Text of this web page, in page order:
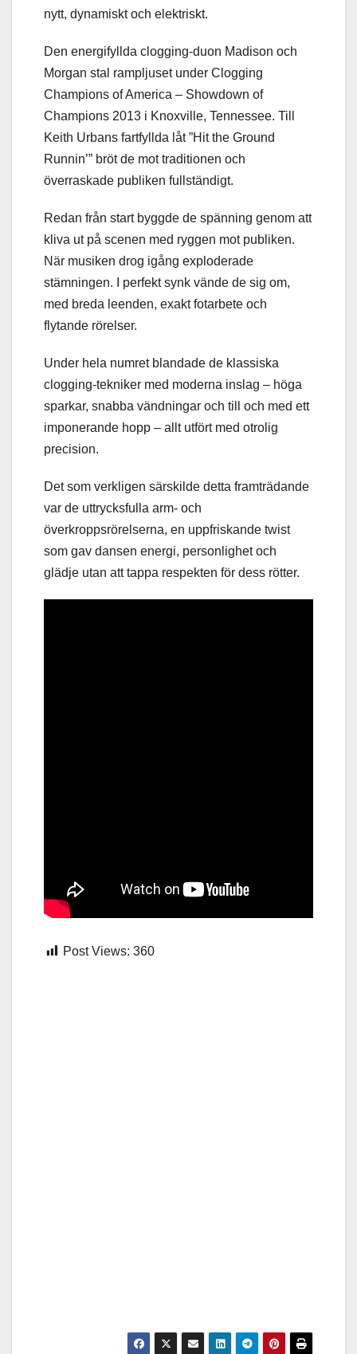
nytt, dynamiskt och elektriskt.
Den energifyllda clogging-duon Madison och
Morgan stal rampljuset under Clogging
Champions of America – Showdown of
Champions 2013 i Knoxville, Tennessee. Till
Keith Urbans fartfyllda låt ”Hit the Ground
Runnin’” bröt de mot traditionen och
överraskade publiken fullständigt.
Redan från start byggde de spänning genom att
kliva ut på scenen med ryggen mot publiken.
När musiken drog igång exploderade
stämningen. I perfekt synk vände de sig om,
med breda leenden, exakt fotarbete och
flytande rörelser.
Under hela numret blandade de klassiska
clogging-tekniker med moderna inslag – höga
sparkar, snabba vändningar och till och med ett
imponerande hopp – allt utfört med otrolig
precision.
Det som verkligen särskilde detta framträdande
var de uttrycksfulla arm- och
överkroppsrörelserna, en uppfriskande twist
som gav dansen energi, personlighet och
glädje utan att tappa respekten för dess rötter.
Post Views: 360